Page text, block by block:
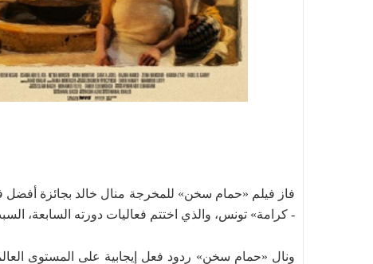
فاز فيلم «حمام سخن» للمخرجة منال خالد بجائزة أفضل
- كرامة» تونس، والذي اختتم فعاليات دورته السابعة،
ونال «حمام سخن» ردود فعل إيجابية على المستوى